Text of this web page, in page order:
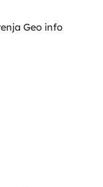
Geo info